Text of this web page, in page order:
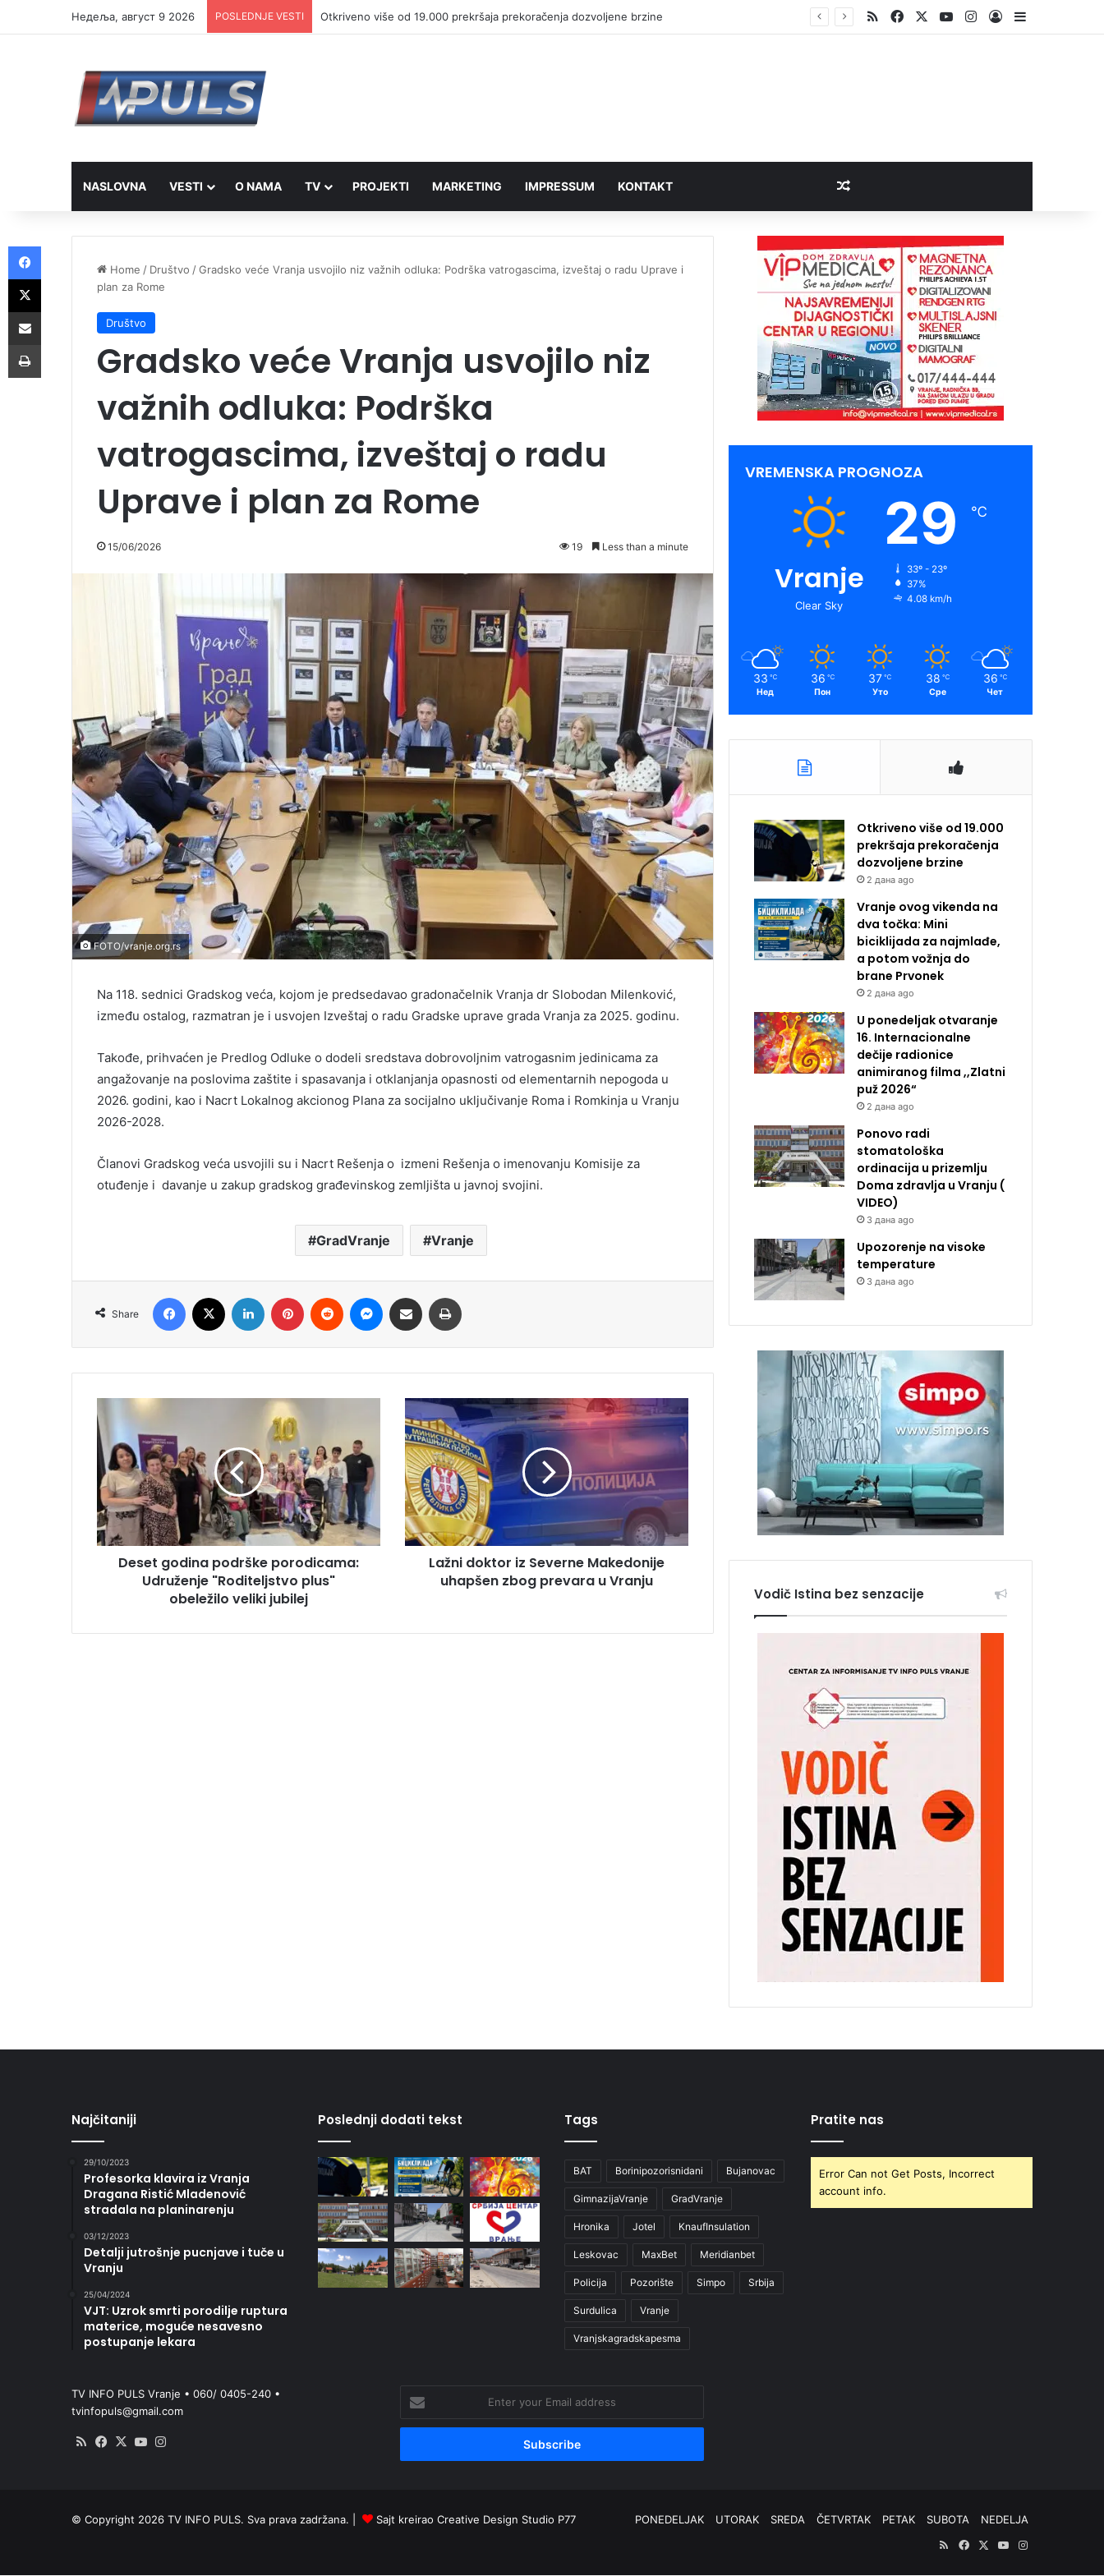
Недеља, август 9 2026 POSLEDNJE VESTI Otkriveno više od 19.000 prekršaja prekoračenja dozvoljene brzine RSSFacebookYouTubeInstagram
Log InSidebar
NASLOVNA VESTI O NAMA TV PROJEKTI MARKETING IMPRESSUM KONTAKT Random Article
Home / Društvo /Gradsko veće Vranja usvojilo niz važnih odluka: Podrška vatrogascima, izveštaj o radu Uprave i
plan za Rome
Društvo
Gradsko veće Vranja usvojilo niz
važnih odluka: Podrška
vatrogascima, izveštaj o radu
Uprave i plan za Rome
15/06/2026 19 Less than a minute
FOTO/vranje.org.rs
Na 118. sednici Gradskog veća, kojom je predsedavao gradonačelnik Vranja dr Slobodan Milenković,
između ostalog, razmatran je i usvojen Izveštaj o radu Gradske uprave grada Vranja za 2025. godinu.
Takođe, prihvaćen je Predlog Odluke o dodeli sredstava dobrovoljnim vatrogasnim jedinicama za
angažovanje na poslovima zaštite i spasavanja i otklanjanja opasnosti od elementarnih nepogoda u
2026. godini, kao i Nacrt Lokalnog akcionog Plana za socijalno uključivanje Roma i Romkinja u Vranju
2026-2028.
Članovi Gradskog veća usvojili su i Nacrt Rešenja o izmeni Rešenja o imenovanju Komisije za
otuđenje i davanje u zakup gradskog građevinskog zemljišta u javnoj svojini.
GradVranje Vranje
Share
Facebook LinkedIn Pinterest Reddit Messenger
Share via Email
Deset godina podrške porodicama:
Udruženje "Roditeljstvo plus"
obeležilo veliki jubilej
Lažni doktor iz Severne Makedonije
uhapšen zbog prevara u Vranju
VREMENSKA PROGNOZA
Vranje
Clear Sky
29 ℃
33º - 23º
37%
4.08 km/h
33 ℃
Нед
36 ℃
Пон
37 ℃
Уто
38 ℃
Сре
36 ℃
Чет
Otkriveno više od 19.000
prekršaja prekoračenja
dozvoljene brzine
2 дана ago
Vranje ovog vikenda na
dva točka: Mini
biciklijada za najmlađe,
a potom vožnja do
brane Prvonek
2 дана ago
U ponedeljak otvaranje
16. Internacionalne
dečije radionice
animiranog filma ,,Zlatni
puž 2026“
2 дана ago
Ponovo radi
stomatološka
ordinacija u prizemlju
Doma zdravlja u Vranju (
VIDEO)
3 дана ago
Upozorenje na visoke
temperature
3 дана ago
Vodič Istina bez senzacije
Najčitaniji
29/10/2023
Profesorka klavira iz Vranja
Dragana Ristić Mladenović
stradala na planinarenju
03/12/2023
Detalji jutrošnje pucnjave i tuče u
Vranju
25/04/2024
VJT: Uzrok smrti porodilje ruptura
materice, moguće nesavesno
postupanje lekara
Poslednji dodati tekst Tags
BAT Borinipozorisnidani Bujanovac
GimnazijaVranje GradVranje
Hronika Jotel KnaufInsulation
Leskovac MaxBet Meridianbet
Policija Pozorište Simpo Srbija
Surdulica Vranje
Vranjskagradskapesma
Pratite nas
Error Can not Get Posts, Incorrect
account info.
TV INFO PULS Vranje • 060/ 0405-240 •
tvinfopuls@gmail.com
RSS Facebook
X YouTube
your
Email
© Copyright 2026 TV INFO PULS. Sva prava zadržana. | Sajt kreirao Creative Design Studio P77 PONEDELJAK UTORAK SREDA ČETVRTAK PETAK SUBOTA
NEDELJA
RSSFacebook
X YouTubeInstagram
Facebook
X
Share via Email